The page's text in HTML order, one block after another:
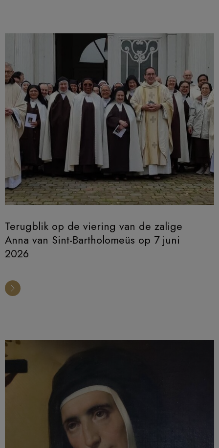
Terugblik op de viering van de zalige
Anna van Sint-Bartholomeüs op 7 juni
2026